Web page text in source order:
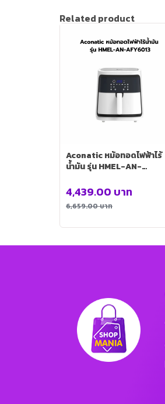
Related product
Aconatic หม้อทอดไฟฟ้าไร้
น้ำมัน รุ่น HMEL-AN-
6,659.00บาท
4,439.00 บาท